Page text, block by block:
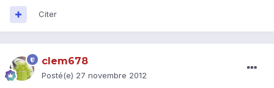
Citer
clem678
Posté(e) 27 novembre 2012